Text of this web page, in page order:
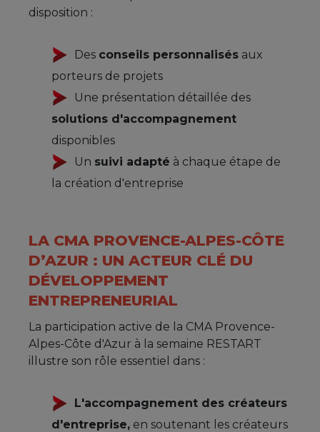
disposition :
Des conseils personnalisés aux
porteurs de projets
Une présentation détaillée des
solutions d'accompagnement
disponibles
Un suivi adapté à chaque étape de
la création d'entreprise
LA CMA PROVENCE-ALPES-CÔTE
D’AZUR : UN ACTEUR CLÉ DU
DÉVELOPPEMENT
ENTREPRENEURIAL
La participation active de la CMA Provence-
Alpes-Côte d'Azur à la semaine RESTART
illustre son rôle essentiel dans :
L'accompagnement des créateurs
d'entreprise, en soutenant les créateurs